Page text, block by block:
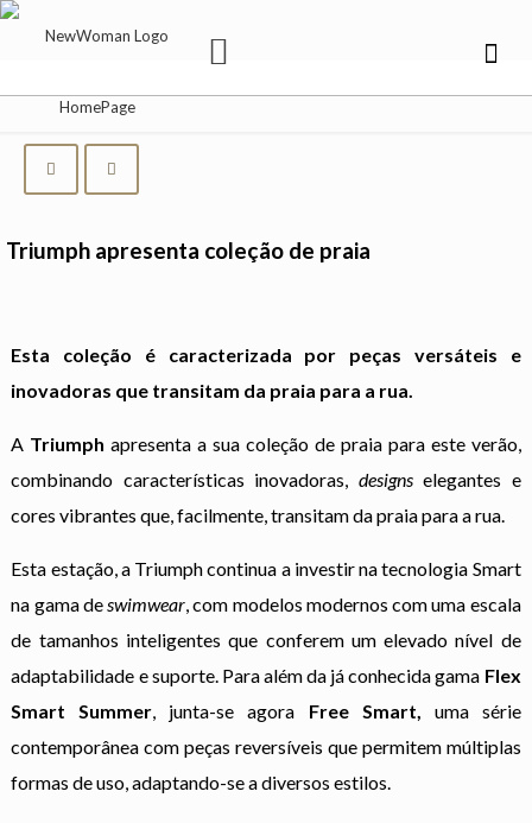
Triumph apresenta coleção de praia
Esta coleção é caracterizada por peças versáteis e
inovadoras que transitam da praia para a rua.
A Triumphapresenta a sua coleção de praia para este verão,
combinando características inovadoras, designselegantes e
cores vibrantes que, facilmente, transitam da praia para a rua.
Esta estação, a Triumph continua a investir na tecnologia Smart
na gama deswimwear, com modelos modernos com uma escala
de tamanhos inteligentes que conferem um elevado nível de
adaptabilidade e suporte. Para além da já conhecida gama Flex
Smart Summer, junta-se agora Free Smart, uma série
contemporânea com peças reversíveis que permitem múltiplas
formas de uso, adaptando-se a diversos estilos.